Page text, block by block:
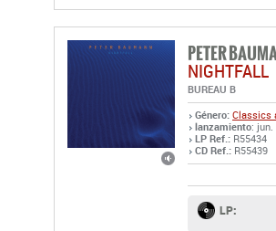
PETER
NIGHTFALL
BUREAU B
Género: Classics
lanzamiento: jun.
LP Ref.: R55434
CD Ref.: R55439
LP: